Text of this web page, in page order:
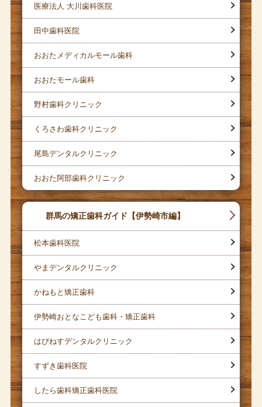
医療法人 大川歯科医院
田中歯科医院
おおたメディカルモール歯科
おおたモール歯科
野村歯科クリニック
くろさわ歯科クリニック
尾島デンタルクリニック
おおた阿部歯科クリニック
群馬の矯正歯科ガイド【伊勢崎市編】
松本歯科医院
やまデンタルクリニック
かねもと矯正歯科
伊勢崎おとなこども歯科・矯正歯科
はぴねすデンタルクリニック
すずき歯科医院
したら歯科矯正歯科医院